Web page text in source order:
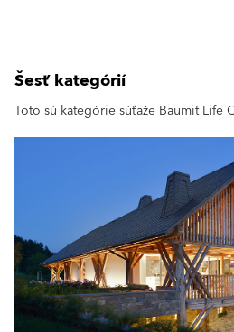
Šesť kategórií
Toto sú kategórie súťaže Baumit Life